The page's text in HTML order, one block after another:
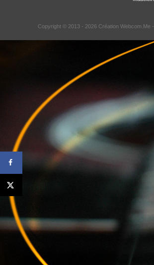
Copyright © 2013 - 2026 Création Webcom.Me -